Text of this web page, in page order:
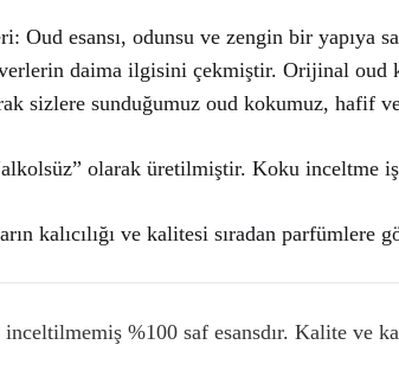
Oud esansı, odunsu ve zengin bir yapıya
daima ilgisini çekmiştir. Orijinal
sizlere sunduğumuz oud kokumuz, hafif
olarak üretilmiştir. Koku inceltme
kalıcılığı ve kalitesi sıradan parfümlere
%100 saf esansdır. Kalite ve